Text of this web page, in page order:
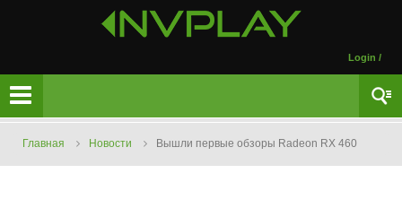
Login /
Главная Новости Вышли первые обзоры Radeon RX 460